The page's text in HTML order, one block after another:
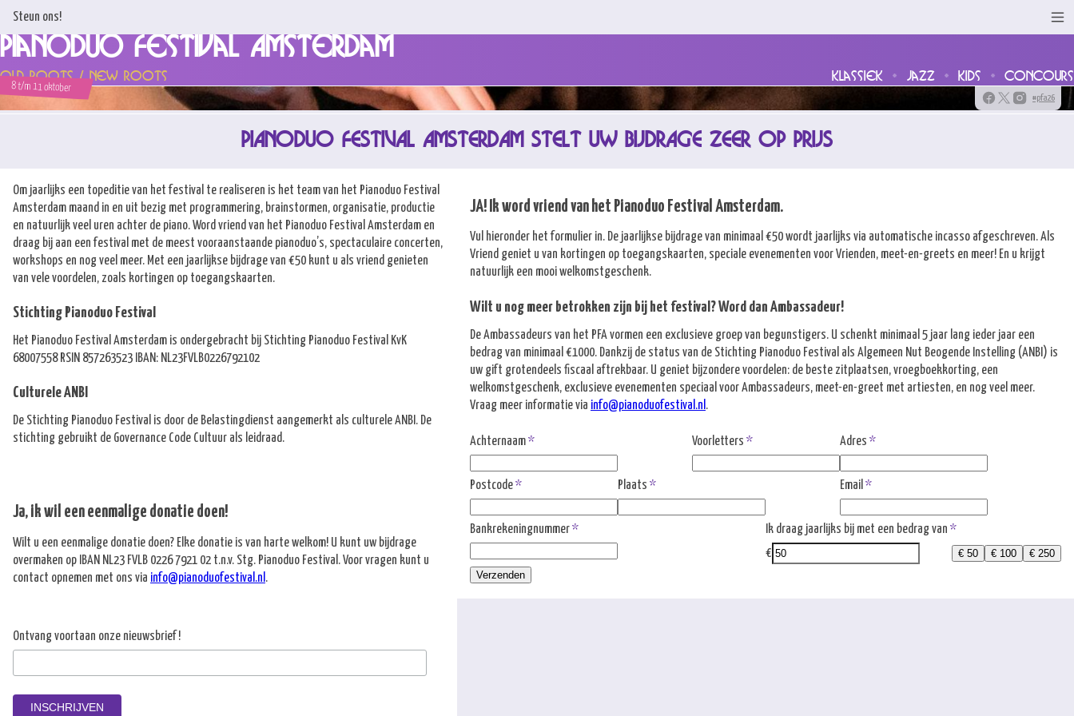
Steun ons!
Nieuws
Steun ons!
Over ons
Concoursen
Contact
English
Pianoduo Festival Amsterdam
Old Roots / New Roots klassiek jazz kids concours
8 t/m 11 oktober
#pfa26
PIANODUO FESTIVAL AMSTERDAM STELT UW BIJDRAGE ZEER OP PRIJS
Om jaarlijks een topeditie van het festival te realiseren is het team van het Pianoduo Festival
Amsterdam maand in en uit bezig met programmering, brainstormen, organisatie, productie
en natuurlijk veel uren achter de piano. Word vriend van het Pianoduo Festival Amsterdam en
draag bij aan een festival met de meest vooraanstaande pianoduo’s, spectaculaire concerten,
workshops en nog veel meer. Met een jaarlijkse bijdrage van €50 kunt u als vriend genieten
van vele voordelen, zoals kortingen op toegangskaarten.
Stichting Pianoduo Festival
Het Pianoduo Festival Amsterdam is ondergebracht bij Stichting Pianoduo Festival KvK
68007558 RSIN 857263523 IBAN: NL23FVLB0226792102
Culturele ANBI
De Stichting Pianoduo Festival is door de Belastingdienst aangemerkt als culturele ANBI. De
stichting gebruikt de Governance Code Cultuur als leidraad.
Ja, ik wil een eenmalige donatie doen!
Wilt u een eenmalige donatie doen? Elke donatie is van harte welkom! U kunt uw bijdrage
overmaken op IBAN NL23 FVLB 0226 7921 02 t.n.v. Stg. Pianoduo Festival. Voor vragen kunt u
contact opnemen met ons via info@pianoduofestival.nl .
Ontvang voortaan onze nieuwsbrief!
JA! Ik word vriend van het Pianoduo Festival Amsterdam.
Vul hieronder het formulier in. De jaarlijkse bijdrage van minimaal €50 wordt jaarlijks via automatische incasso afgeschreven. Als
Vriend geniet u van kortingen op toegangskaarten, speciale evenementen voor Vrienden, meet-en-greets en meer! En u krijgt
natuurlijk een mooi welkomstgeschenk.
Wilt u nog meer betrokken zijn bij het festival? Word dan Ambassadeur!
De Ambassadeurs van het PFA vormen een exclusieve groep van begunstigers. U schenkt minimaal 5 jaar lang ieder jaar een
bedrag van minimaal €1000. Dankzij de status van de Stichting Pianoduo Festival als Algemeen Nut Beogende Instelling (ANBI) is
uw gift grotendeels fiscaal aftrekbaar. U geniet bijzondere voordelen: de beste zitplaatsen, vroegboekkorting, een
welkomstgeschenk, exclusieve evenementen speciaal voor Ambassadeurs, meet-en-greet met artiesten, en nog veel meer.
Vraag meer informatie via info@pianoduofestival.nl .
Achternaam Voorletters Adres
Postcode Plaats Email
Bankrekeningnummer
Ik draag jaarlijks bij met een bedrag van
€
€ 50 € 100
€ 250
Verzenden